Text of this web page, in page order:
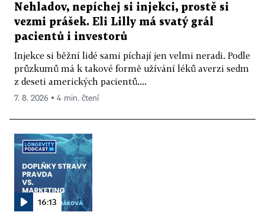
Nehladov, nepíchej si injekci, prostě si
vezmi prášek. Eli Lilly má svatý grál
pacientů i investorů
Injekce si běžní lidé sami píchají jen velmi neradi. Podle
průzkumů má k takové formě užívání léků averzi sedm
z deseti amerických pacientů....
7. 8. 2026 ▪ 4 min. čtení
16:13